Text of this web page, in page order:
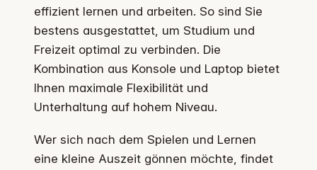
effizient lernen und arbeiten. So sind Sie
bestens ausgestattet, um Studium und
Freizeit optimal zu verbinden. Die
Kombination aus Konsole und Laptop bietet
Ihnen maximale Flexibilität und
Unterhaltung auf hohem Niveau.
Wer sich nach dem Spielen und Lernen
eine kleine Auszeit gönnen möchte, findet